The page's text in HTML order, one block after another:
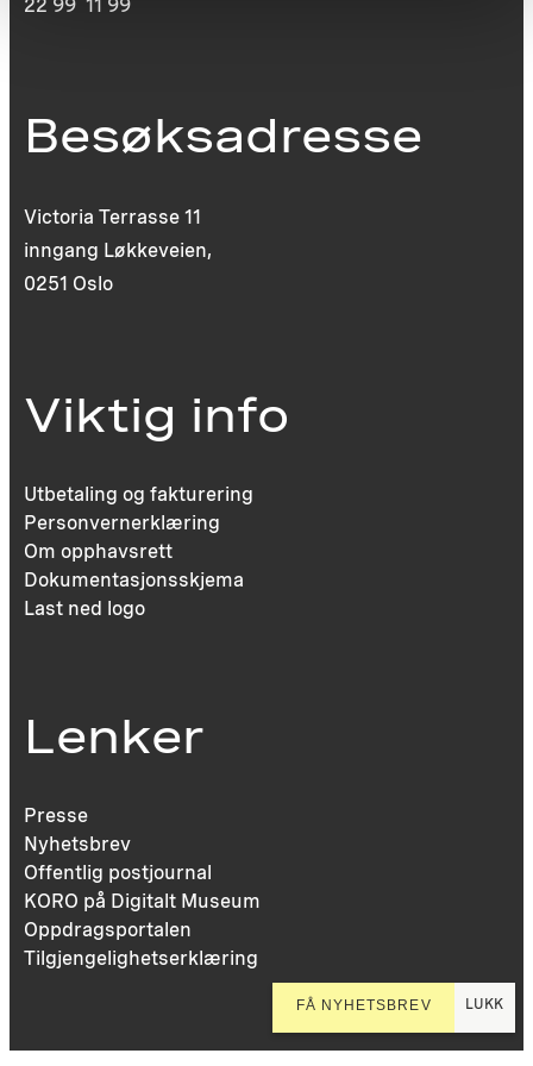
22 99 11 99
Besøksadresse
Victoria Terrasse 11
inngang Løkkeveien,
0251 Oslo
Viktig info
Utbetaling og fakturering
Personvernerklæring
Om opphavsrett
Dokumentasjonsskjema
Last ned logo
Lenker
Presse
Nyhetsbrev
Offentlig postjournal
KORO på Digitalt Museum
Oppdragsportalen
Tilgjengelighetserklæring
FÅ NYHETSBREV LUKK